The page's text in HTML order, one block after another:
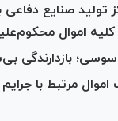
تولید صنایع
اموال
بازدارندگی
مرتبط با جرایم